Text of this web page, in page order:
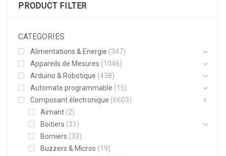
PRODUCT FILTER
CATEGORIES
Alimentations & Energie (347)
Appareils de Mesures (1046)
Arduino & Robotique (438)
Automate programmable (15)
Composant électronique (6603)
Aimant (2)
Boitiers (31)
Borniers (33)
Buzzers & Micros (19)